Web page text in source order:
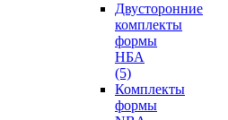
Двусторонние
комплекты
формы
НБА
(5)
Комплекты
формы